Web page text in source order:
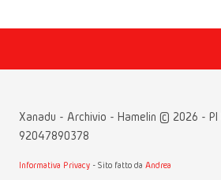
Xanadu - Archivio - Hamelin © 2026 -
92047890378
Informativa Privacy - Sito fatto da Andrea